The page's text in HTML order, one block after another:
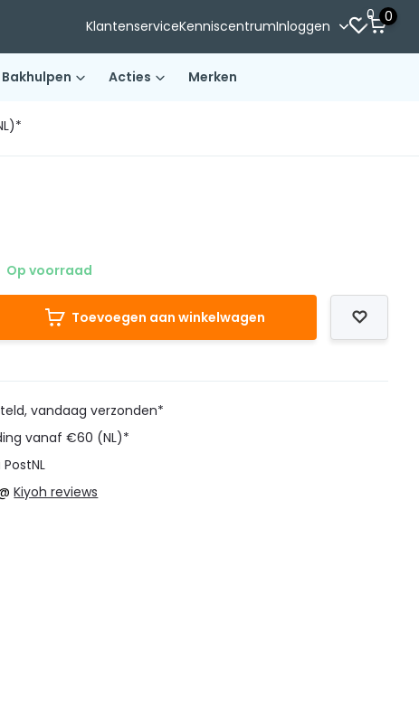
KlantenserviceKenniscentrumInloggen
0 0
Acties Merken
Op voorraad
Toevoegen aan winkelwagen
vandaag verzonden*
vanaf €60 (NL)*
Kiyoh reviews